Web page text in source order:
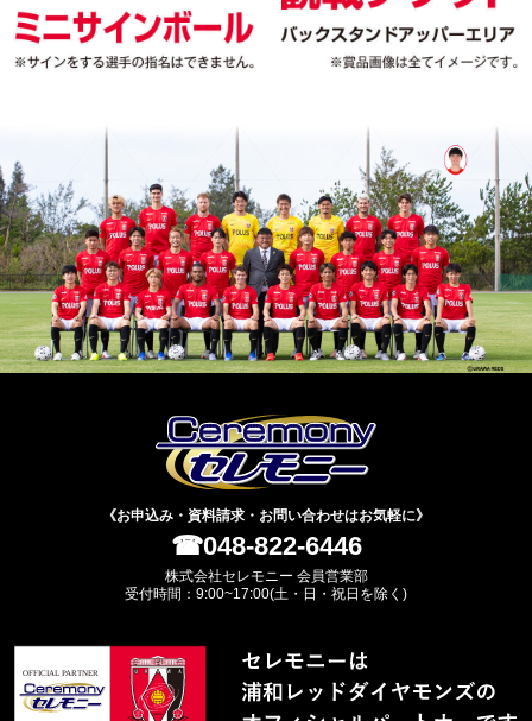
《お申込み・資料請求・お問い合わせはお気軽に》
☎048-822-6446
株式会社セレモニー 会員営業部
受付時間：9:00~17:00(土・日・祝日を除く)